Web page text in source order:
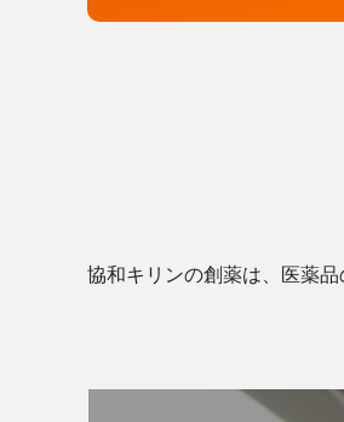
協和キリンの創薬は、医薬